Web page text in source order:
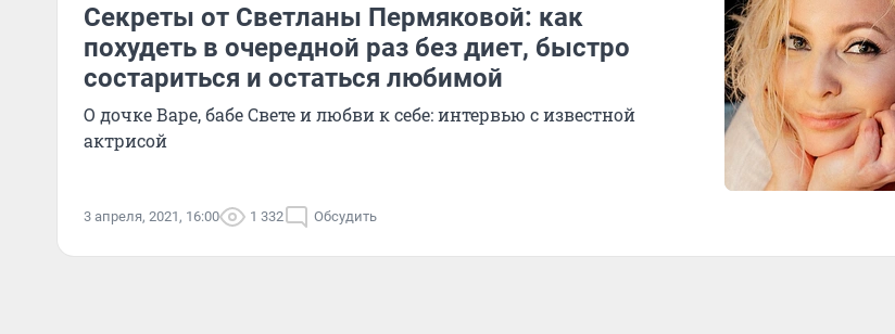
Секреты от Светланы Пермяковой: как
похудеть в очередной раз без диет, быстро
состариться и остаться любимой
О дочке Варе, бабе Свете и любви к себе: интервью с известной
актрисой
3 апреля, 2021, 16:00 1 332 Обсудить